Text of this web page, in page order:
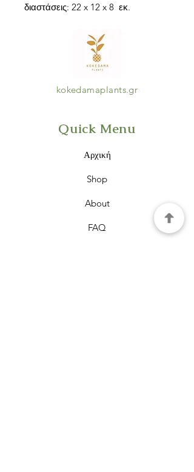
διαστάσεις: 22 x 12 x 8 εκ.
kokedamaplants.gr
Quick Menu
Αρχική
Shop
About
FAQ